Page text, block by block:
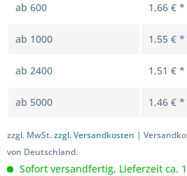
ab 600 1,66 € *
ab 1000 1,55 € *
ab 2400 1,51 € *
ab 5000 1,46 € *
zzgl. MwSt.zzgl. Versandkosten |
von Deutschland.
Sofort versandfertig, Lieferzeit ca.